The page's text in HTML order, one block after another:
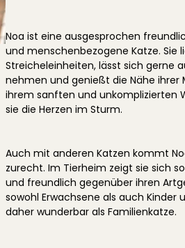
Noa ist eine ausgesprochen
und menschenbezogene Katze. Sie
Streicheleinheiten, lässt sich gerne
nehmen und genießt die Nähe ihrer
ihrem sanften und unkomplizierten
sie die Herzen im Sturm.
Auch mit anderen Katzen kommt
zurecht. Im Tierheim zeigt sie sich
und freundlich gegenüber ihren
sowohl Erwachsene als auch Kinder
daher wunderbar als Familienkatze.